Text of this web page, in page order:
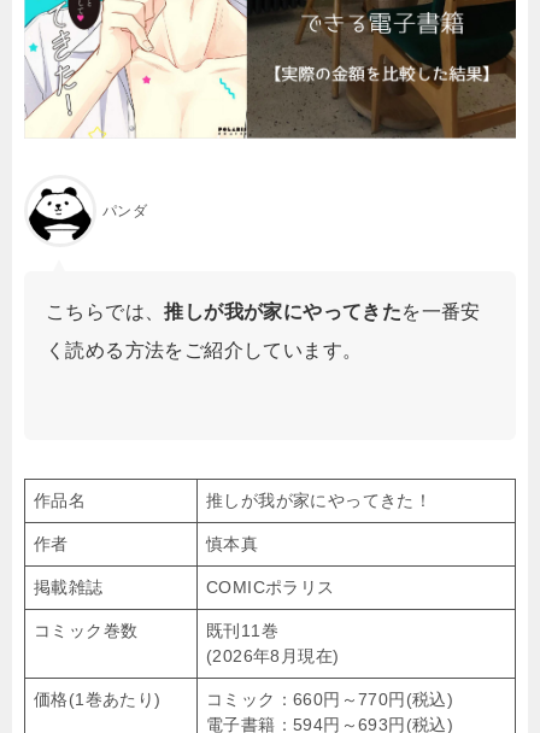
パンダ
こちらでは、推しが我が家にやってきたを一番安
く読める方法をご紹介しています。
作品名 推しが我が家にやってきた！
作者 慎本真
掲載雑誌 COMICポラリス
コミック巻数
既刊11巻
(2026年8月現在)
価格(1巻あたり)
コミック：660円～770円(税込)
電子書籍：594円～693円(税込)